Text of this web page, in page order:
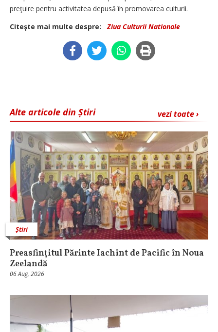
preţuire pentru activitatea depusă în promovarea cul­turii.
Citeşte mai multe despre:
Ziua Culturii Nationale
vezi toate ›
Alte articole din Știri
Știri
Preasfințitul Părinte Iachint de Pacific în Noua
Zeelandă
06 Aug, 2026